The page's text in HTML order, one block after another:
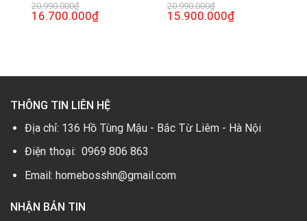
20.990.000₫
Giá
gốc
16.700.000₫Giá
hiện
20.990.000₫
Giá
gốc
15.900.000₫Giá
hiện
THÔNG TIN LIÊN HỆ
Địa chỉ: 136 Hồ Tùng Mậu - Bắc Từ Liêm - Hà Nội
Điện thoại: 0969 806 863
Email: homebosshn@gmail.com
NHẬN BẢN TIN